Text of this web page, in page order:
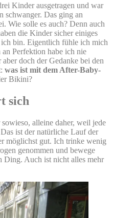
Kinder ausgetragen und war
schwanger. Das ging an
Wie solle es auch? Denn auch
die Kinder sicher einiges
bin. Eigentlich fühle ich mich
Perfektion habe ich nie
doch der Gedanke bei den
was ist mit dem After-Baby-
Bikini?
sich
alleine daher, weil jede
ist der natürliche Lauf der
möglichst gut. Ich trinke wenig
genommen und bewege
Ding. Auch ist nicht alles mehr